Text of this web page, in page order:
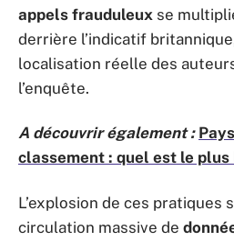
appels frauduleux se
derrière l’indicatif
localisation réelle des
l’enquête.
A découvrir également :
classement : quel est le plus
L’explosion de ces pratiques
circulation massive de